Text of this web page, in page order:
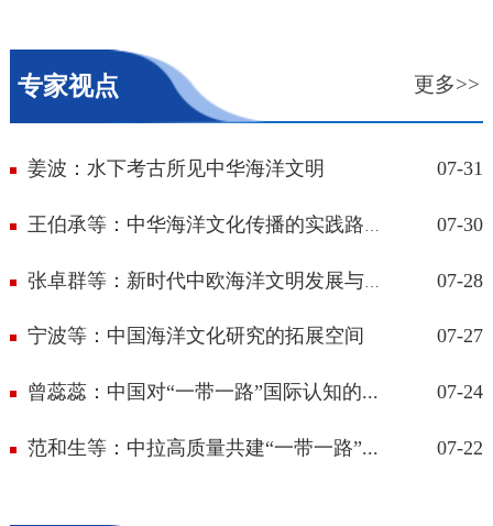
专家视点 更多>>
姜波：水下考古所见中华海洋文明 07-31
07-30
07-28
宁波等：中国海洋文化研究的拓展空间 07-27
曾蕊蕊：中国对“一带一路”国际认知的... 07-24
范和生等：中拉高质量共建“一带一路”... 07-22